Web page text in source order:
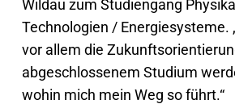
Wildau zum Studiengang
Technologien / Energiesysteme.
vor allem die
abgeschlossenem Studium
wohin mich mein Weg so führt.“